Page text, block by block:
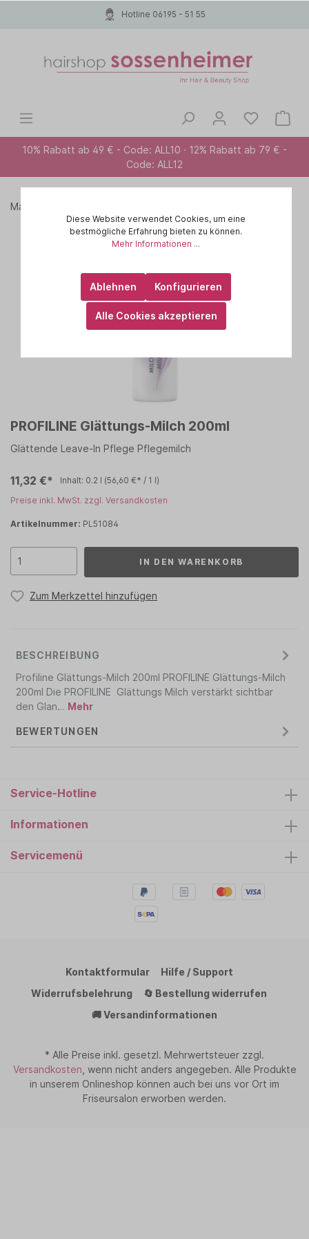
Hotline 06195 - 51 55
10% Rabatt ab 49 € - Code: ALL10 · 12% Rabatt ab 79 € -
Code: ALL12
Marken A-Z
PROFILINE Glättungs-Milch 200ml
Glättende Leave-In Pflege Pflegemilch
11,32 €* Inhalt: 0.2 l (56,60 €* / 1 l)
Preise inkl. MwSt. zzgl. Versandkosten
Artikelnummer: PL51084
IN DEN WARENKORB
Zum Merkzettel hinzufügen
BESCHREIBUNG
Profiline Glättungs-Milch 200ml PROFILINE Glättungs-Milch
200ml Die PROFILINE Glättungs Milch verstärkt sichtbar
den Glan… Mehr
BEWERTUNGEN
Service-Hotline
Informationen
Servicemenü
Kontaktformular
Hilfe / Support
Widerrufsbelehrung
🔄 Bestellung widerrufen
🚚 Versandinformationen
* Alle Preise inkl. gesetzl. Mehrwertsteuer zzgl.
Versandkosten , wenn nicht anders angegeben. Alle Produkte
in unserem Onlineshop können auch bei uns vor Ort im
Friseursalon erworben werden.
Diese Website verwendet Cookies, um eine
bestmögliche Erfahrung bieten zu können.
Mehr Informationen ...
Ablehnen Konfigurieren
Alle Cookies akzeptieren